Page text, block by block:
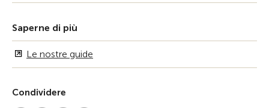
Saperne di più
Le nostre guide
Condividere